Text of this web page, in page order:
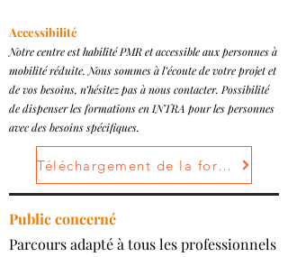
Accessibilité
Notre centre est habilité PMR et accessible aux personnes à
mobilité réduite. Nous sommes à l’écoute de votre projet et
de vos besoins, n’hésitez pas à nous contacter. Possibilité
de dispenser les formations en INTRA pour les personnes
avec des besoins spécifiques.
Téléchargement de la formation
Public concerné
Parcours adapté à tous les professionnels